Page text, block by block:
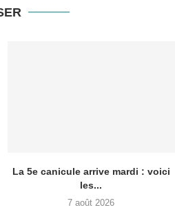
La 5e canicule arrive mardi : voici
les...
7 août 2026